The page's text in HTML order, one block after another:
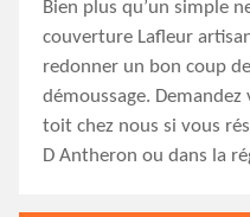
Bien plus qu’un simple
couverture Lafleur
redonner un bon coup
démoussage.
toit chez nous si vous
D Antheron ou dans la